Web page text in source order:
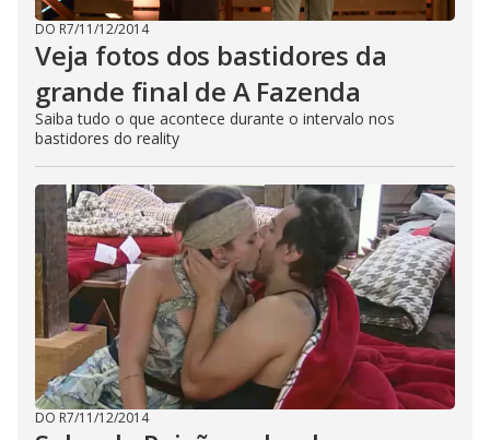
DO R7/11/12/2014
Veja fotos dos bastidores da
grande final de A Fazenda
Saiba tudo o que acontece durante o intervalo nos
bastidores do reality
DO R7/11/12/2014